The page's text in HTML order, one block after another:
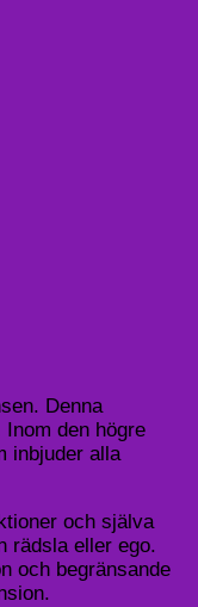
Denna
den högre
inbjuder alla
och själva
rädsla eller ego.
och begränsande